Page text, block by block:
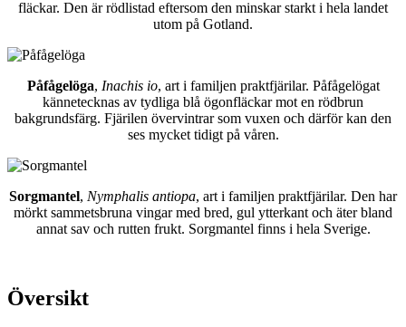
fläckar. Den är rödlistad eftersom den minskar starkt i hela landet
utom på Gotland.
Påfågelöga, Inachis io, art i familjen praktfjärilar. Påfågelögat
kännetecknas av tydliga blå ögonfläckar mot en rödbrun
bakgrundsfärg. Fjärilen övervintrar som vuxen och därför kan den
ses mycket tidigt på våren.
Sorgmantel, Nymphalis antiopa, art i familjen praktfjärilar. Den har
mörkt sammetsbruna vingar med bred, gul ytterkant och äter bland
annat sav och rutten frukt. Sorgmantel finns i hela Sverige.
Översikt